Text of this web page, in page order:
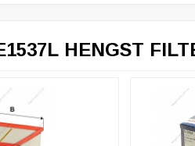
HENGST